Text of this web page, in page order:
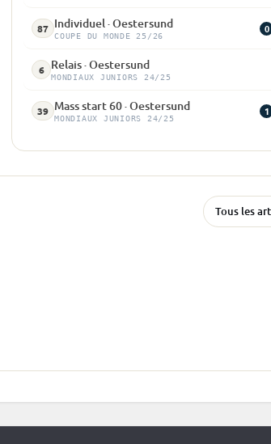
87 Individuel · Oestersund
COUPE DU MONDE 25/26
0
6 Relais · Oestersund
MONDIAUX JUNIORS 24/25
39 Mass start 60 · Oestersund
MONDIAUX JUNIORS 24/25
1
Tous les